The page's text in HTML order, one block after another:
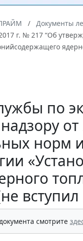
Документы
г. № 217 “Об
по
норм
вступил
смотрите